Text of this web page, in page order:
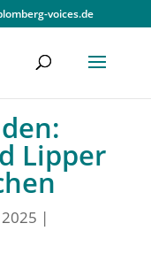
voices.de
Lipper
|